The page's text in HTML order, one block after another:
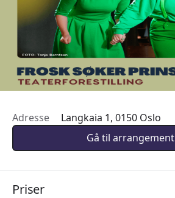
Adresse
Langkaia 1, 0150 Oslo
Gå til arrangement
Priser